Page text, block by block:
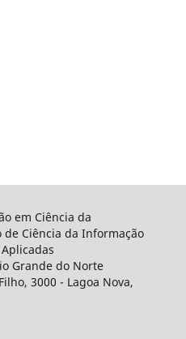
em Ciência da
Ciência da Informação
Grande do Norte
3000 - Lagoa Nova,